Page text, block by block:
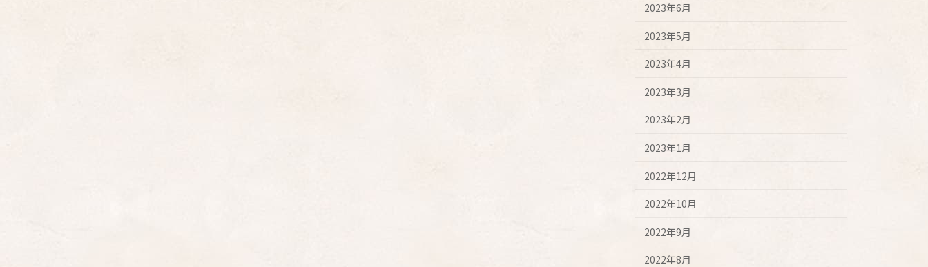
2023年6月
2023年5月
2023年4月
2023年3月
2023年2月
2023年1月
2022年12月
2022年10月
2022年9月
2022年8月